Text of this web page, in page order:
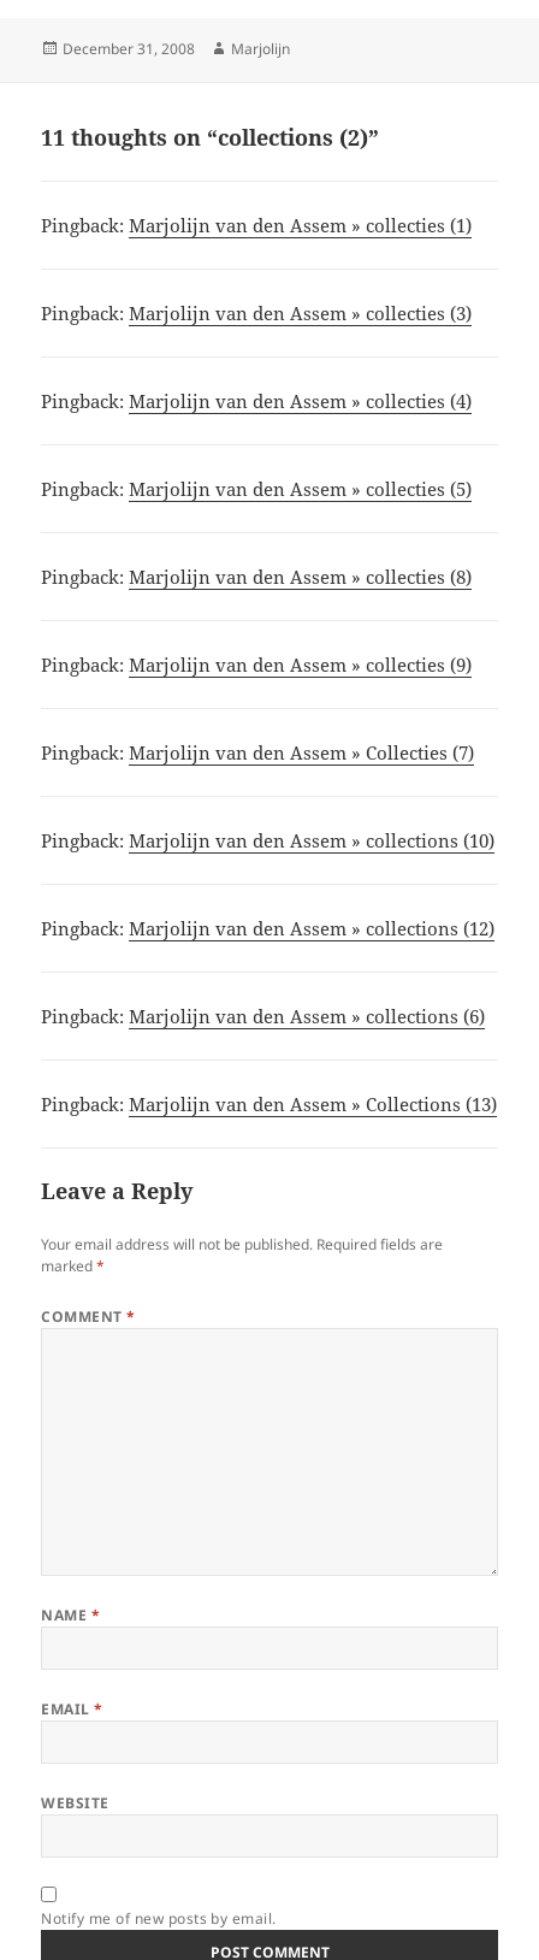
Posted
December 31, 2008 Author
Marjolijn
11 thoughts on “collections (2)”
Pingback:Marjolijn van den Assem » collecties (1)
Pingback:Marjolijn van den Assem » collecties (3)
Pingback:Marjolijn van den Assem » collecties (4)
Pingback:Marjolijn van den Assem » collecties (5)
Pingback:Marjolijn van den Assem » collecties (8)
Pingback:Marjolijn van den Assem » collecties (9)
Pingback:Marjolijn van den Assem » Collecties (7)
Pingback:Marjolijn van den Assem » collections (10)
Pingback:Marjolijn van den Assem » collections (12)
Pingback:Marjolijn van den Assem » collections (6)
Pingback:Marjolijn van den Assem » Collections (13)
Leave a Reply
Your email address will not be published. Required fields are
marked*
COMMENT*
NAME *
EMAIL*
WEBSITE
Notify me of new posts by email.